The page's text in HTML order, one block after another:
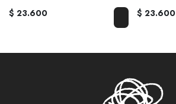
$ 23.600
$ 23.600